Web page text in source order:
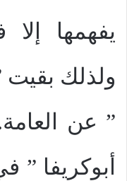
يفهمها
ولذلك بقيت
” عن
أبوكريفا ”